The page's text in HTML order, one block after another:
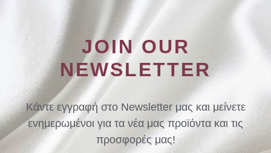
JOIN OUR
NEWSLETTER
Κάντε εγγραφή στο Newsletter μας και μείνετε
ενημερωμένοι για τα νέα μας προϊόντα και τις
προσφορές μας!